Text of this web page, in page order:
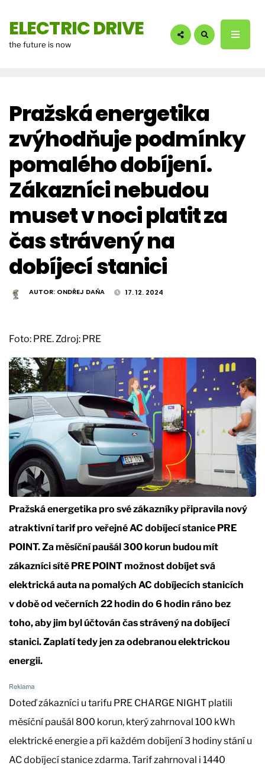
ELECTRIC DRIVE
the future is now
Pražská energetika
zvýhodňuje podmínky
pomalého dobíjení.
Zákazníci nebudou
muset v noci platit za
čas strávený na
dobíjecí stanici
AUTOR: ONDŘEJ DAŇA 17. 12. 2024
Foto: PRE. Zdroj: PRE
Pražská energetika pro své zákazníky připravila nový
atraktivní tarif pro veřejné AC dobíjecí stanice PRE
POINT. Za měsíční paušál 300 korun budou mít
zákazníci sítě PRE POINT možnost dobíjet svá
elektrická auta na pomalých AC dobíjecích stanicích
v době od večerních 22 hodin do 6 hodin ráno bez
toho, aby jim byl účtován čas strávený na dobíjecí
stanici. Zaplatí tedy jen za odebranou elektrickou
energii.
Doteď zákazníci u tarifu PRE CHARGE NIGHT platili
měsíční paušál 800 korun, který zahrnoval 100 kWh
elektrické energie a při každém dobíjení 3 hodiny stání u
AC dobíjecí stanice zdarma. Tarif zahrnoval i 1440